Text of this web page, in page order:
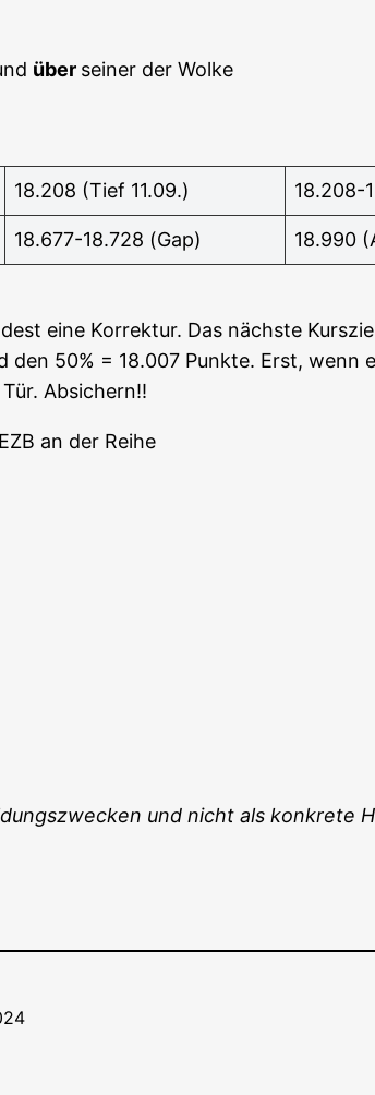
über sei­ner der Wolke
18.208 (Tief 11.09.) 18.208-
18.677-18.728 (Gap) 18.990
eine Kor­rek­tur. Das nächs­te
den 50% = 18.007 Punk­te. Erst,
Absichern!!
an der Reihe
und nicht als kon­kre­te